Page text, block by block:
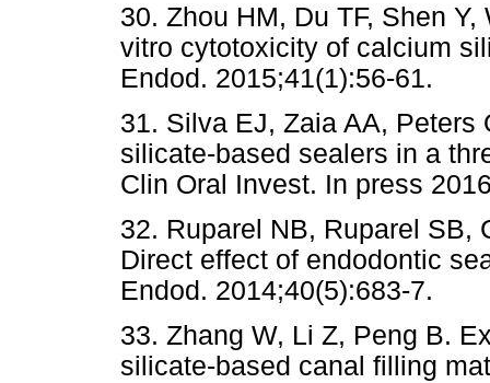
30. Zhou HM, Du TF, Shen
vitro cytotoxicity of calcium
Endod. 2015;41(1):56-61.
31. Silva EJ, Zaia AA,
silicate-based sealers in a
Clin Oral Invest. In press
32. Ruparel NB, Ruparel SB,
Direct effect of endodontic
Endod. 2014;40(5):683-7.
33. Zhang W, Li Z, Peng B.
silicate-based canal filling